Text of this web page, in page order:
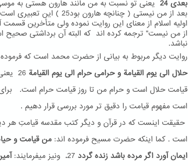
بعدی 24
یعنی تو نسبت به من مانند هارون هستی به
بعد از من نیستی ( چنانچه
اولیه اسلام از معنای این روایت نموده ولی متأخرین قسمت
از من نیست" ترجمه کرده اند که البته آن برداشتی صحیح
نباشد.
روایت دیگر مربوط به بیانی از حضرت محمد است که فرموده
حلال الی یوم القیامة و حرامی حرام الی یوم القیامة 26
قیامت حلال است و حرام من تا روز قیامت حرام است.
است مفهوم قیامت را دقیق تر مورد بررسی قرار دهیم .
حقیقت اینست که در قرآن و دیگر کتب مقدسه قیامتِ هر
است . کما اینکه حضرت مسیح فرموده اند: من قیامت و
ایمان آورد اگر مرده باشد زنده گردد 27
. ونیز میفرمایند: